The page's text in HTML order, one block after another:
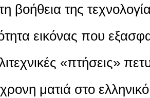
βοήθεια της
εικόνας που
«πτήσεις»
ματιά στο